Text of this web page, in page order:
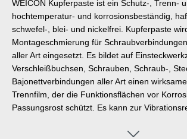
WEICON Kupferpaste ist ein Schutz-, Trenn-
hochtemperatur- und korrosionsbeständig,
schwefel-, blei- und nickelfrei. Kupferpaste
Montageschmierung für
aller Art eingesetzt. Es bildet auf
Verschleißbuchsen, Schrauben, Schraub-,
Bajonettverbindungen aller Art einen
Trennfilm, der die Funktionsflächen vor
Passungsrost schützt. Es kann zur
PKW- und LKW-Batteriepolen sowie anderen